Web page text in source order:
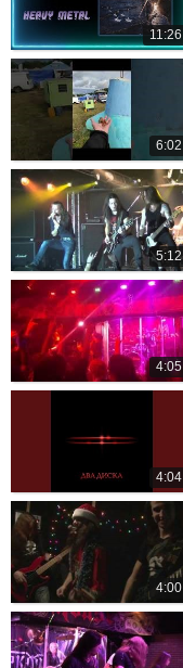
11:26
6:02
5:12
4:05
4:04
4:00